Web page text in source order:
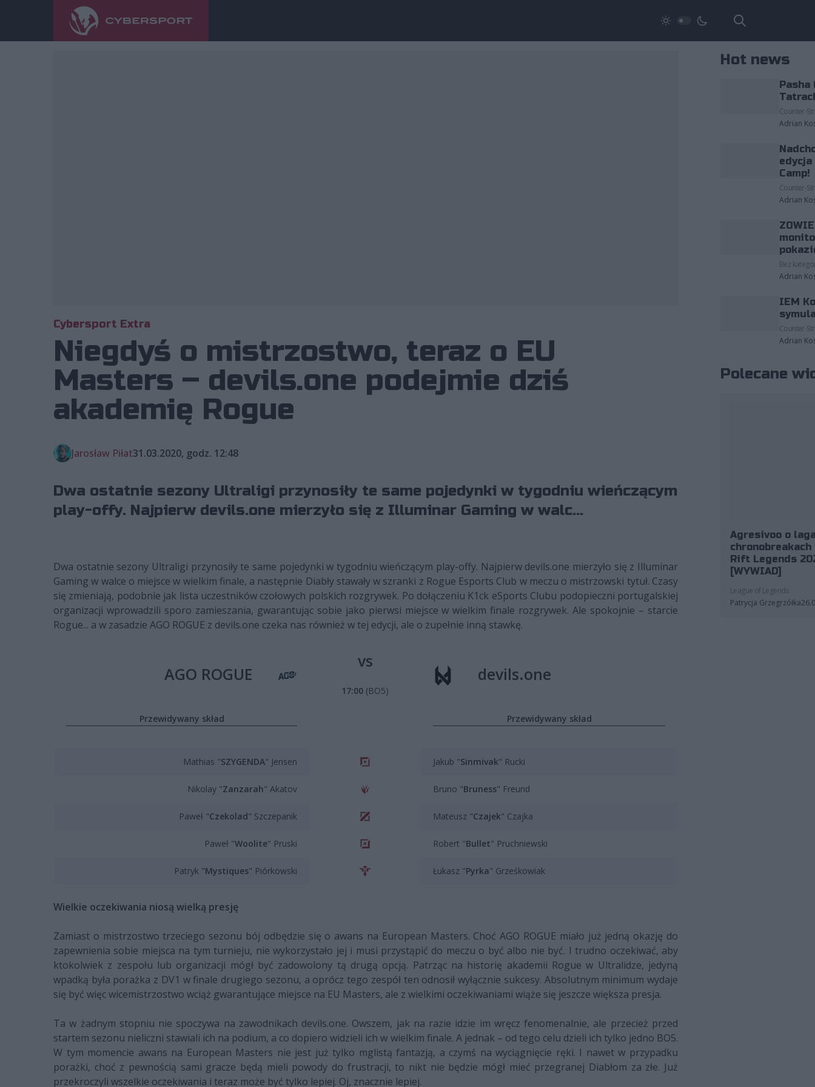
Cybersport Extra
Niegdyś o mistrzostwo, teraz o EU
Masters – devils.one podejmie dziś
akademię Rogue
Jarosław Piłat31.03.2020, godz. 12:48
Dwa ostatnie sezony Ultraligi przynosiły te same pojedynki w tygodniu wieńczącym
play-offy. Najpierw devils.one mierzyło się z Illuminar Gaming w walc...
Dwa ostatnie sezony Ultraligi przynosiły te same pojedynki w tygodniu wieńczącym play-offy. Najpierw devils.one mierzyło się z Illuminar
Gaming w walce o miejsce w wielkim finale, a następnie Diabły stawały w szranki z Rogue Esports Club w meczu o mistrzowski tytuł. Czasy
się zmieniają, podobnie jak lista uczestników czołowych polskich rozgrywek. Po dołączeniu K1ck eSports Clubu podopieczni portugalskiej
organizacji wprowadzili sporo zamieszania, gwarantując sobie jako pierwsi miejsce w wielkim finale rozgrywek. Ale spokojnie – starcie
Rogue... a w zasadzie AGO ROGUE z devils.one czeka nas również w tej edycji, ale o zupełnie inną stawkę.
AGO ROGUE
vs
devils.one
17:00 (BO5)
Przewidywany skład Przewidywany skład
Mathias "SZYGENDA" Jensen Jakub "Sinmivak" Rucki
Nikolay "Zanzarah" Akatov Bruno "Bruness" Freund
Paweł "Czekolad" Szczepanik Mateusz "Czajek" Czajka
Paweł "Woolite" Pruski Robert "Bullet" Pruchniewski
Patryk "Mystiques" Piórkowski Łukasz "Pyrka" Grześkowiak
Wielkie oczekiwania niosą wielką presję
Zamiast o mistrzostwo trzeciego sezonu bój odbędzie się o awans na European Masters. Choć AGO ROGUE miało już jedną okazję do
zapewnienia sobie miejsca na tym turnieju, nie wykorzystało jej i musi przystąpić do meczu o być albo nie być. I trudno oczekiwać, aby
ktokolwiek z zespołu lub organizacji mógł być zadowolony tą drugą opcją. Patrząc na historię akademii Rogue w Ultralidze, jedyną
wpadką była porażka z DV1 w finale drugiego sezonu, a oprócz tego zespół ten odnosił wyłącznie sukcesy. Absolutnym minimum wydaje
się być więc wicemistrzostwo wciąż gwarantujące miejsce na EU Masters, ale z wielkimi oczekiwaniami wiąże się jeszcze większa presja.
Ta w żadnym stopniu nie spoczywa na zawodnikach devils.one. Owszem, jak na razie idzie im wręcz fenomenalnie, ale przecież przed
startem sezonu nieliczni stawiali ich na podium, a co dopiero widzieli ich w wielkim finale. A jednak – od tego celu dzieli ich tylko jedno BO5.
W tym momencie awans na European Masters nie jest już tylko mglistą fantazją, a czymś na wyciągnięcie ręki. I nawet w przypadku
porażki, choć z pewnością sami gracze będą mieli powody do frustracji, to nikt nie będzie mógł mieć przegranej Diabłom za złe. Już
przekroczyli wszelkie oczekiwania i teraz może być tylko lepiej. Oj, znacznie lepiej.
Hot news
Pasha
Counter-
Adrian
edycja
Camp!
Counter-
Adrian
Bez
Adrian
IEM
Counter-
Adrian
Polecane
Agresivoo o
Rift Legends
[WYWIAD]
League of Legends
Patrycja Grzegrzółka